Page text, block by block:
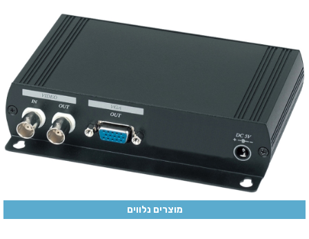
מוצרים נלווים